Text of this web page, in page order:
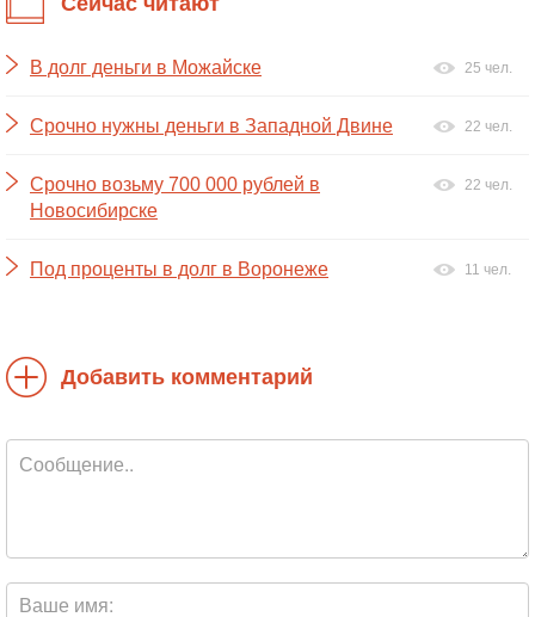
В долг деньги в Можайске 25 чел.
Срочно нужны деньги в Западной Двине 22 чел.
Срочно возьму 700 000 рублей в
Новосибирске
22 чел.
Под проценты в долг в Воронеже 11 чел.
Добавить комментарий